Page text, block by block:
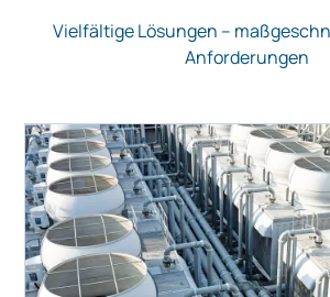
Vielfältige Lösungen –
Anforderungen